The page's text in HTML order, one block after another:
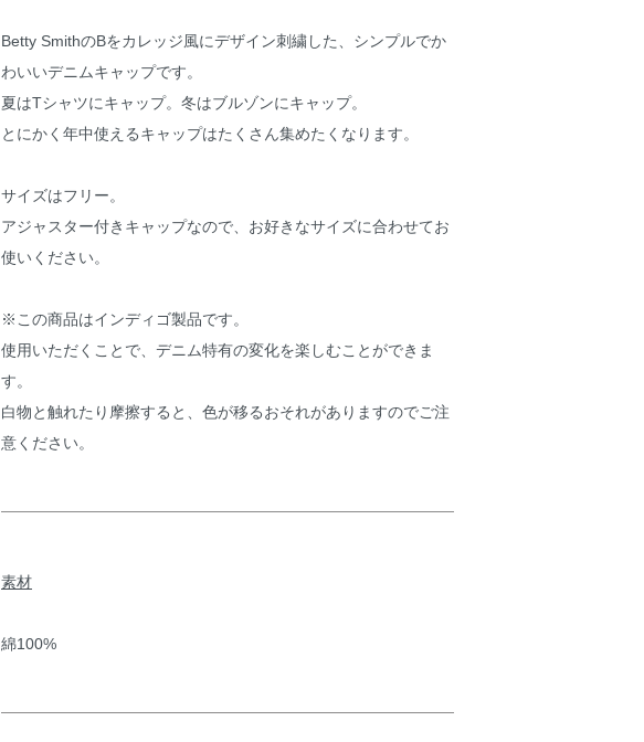
Betty SmithのBをカレッジ風にデザイン刺繍した、シンプルでか
わいいデニムキャップです。
夏はTシャツにキャップ。冬はブルゾンにキャップ。
とにかく年中使えるキャップはたくさん集めたくなります。
サイズはフリー。
アジャスター付きキャップなので、お好きなサイズに合わせてお
使いください。
※この商品はインディゴ製品です。
使用いただくことで、デニム特有の変化を楽しむことができま
す。
白物と触れたり摩擦すると、色が移るおそれがありますのでご注
意ください。
素材
綿100%